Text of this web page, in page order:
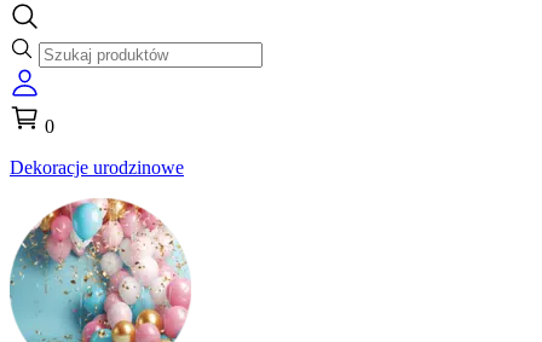
0
Dekoracje urodzinowe